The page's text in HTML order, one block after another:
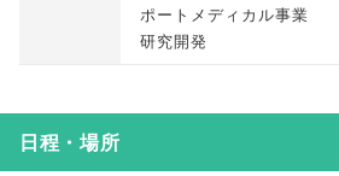
ポートメディカル事業
研究開発
日程・場所